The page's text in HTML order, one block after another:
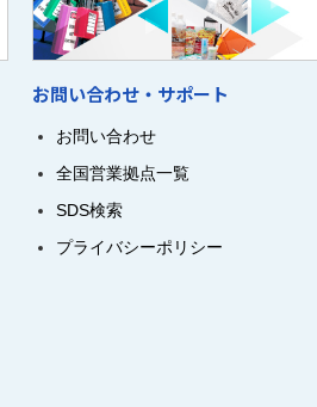
お問い合わせ・サポート
お問い合わせ
全国営業拠点一覧
SDS検索
プライバシーポリシー